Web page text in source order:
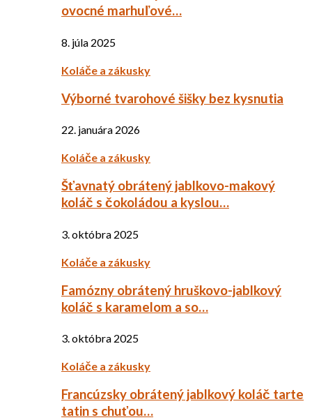
ovocné marhuľové…
8. júla 2025
Koláče a zákusky
Výborné tvarohové šišky bez kysnutia
22. januára 2026
Koláče a zákusky
Šťavnatý obrátený jablkovo-makový
koláč s čokoládou a kyslou…
3. októbra 2025
Koláče a zákusky
Famózny obrátený hruškovo-jablkový
koláč s karamelom a so…
3. októbra 2025
Koláče a zákusky
Francúzsky obrátený jablkový koláč tarte
tatin s chuťou…